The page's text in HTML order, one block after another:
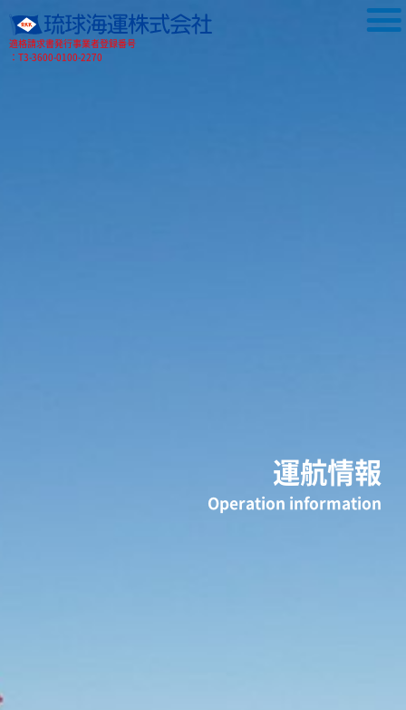
適格請求書発行事業者登録番号
：T3-3600-0100-2270
運航情報
Operation information